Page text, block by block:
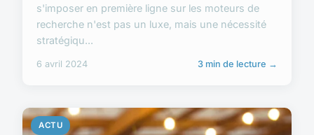
s'imposer en première ligne sur les moteurs de
recherche n'est pas un luxe, mais une nécessité
stratégiqu...
6 avril 2024 3 min de lecture →
ACTU